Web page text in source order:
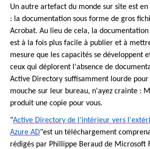
Un autre artefact du monde sur site est
: la documentation sous forme de gros
Acrobat. Au lieu de cela, la
est à la fois plus facile à publier et à
mesure que les capacités se développent
ceux qui déplorent l'absence de
Active Directory suffisamment lourde pour
mouche sur leur bureau, n'ayez crainte :
produit une copie pour vous.
"Active Directory de l'intérieur vers
Azure AD"est un téléchargement
rédigés par Phillippe Beraud de Microsoft